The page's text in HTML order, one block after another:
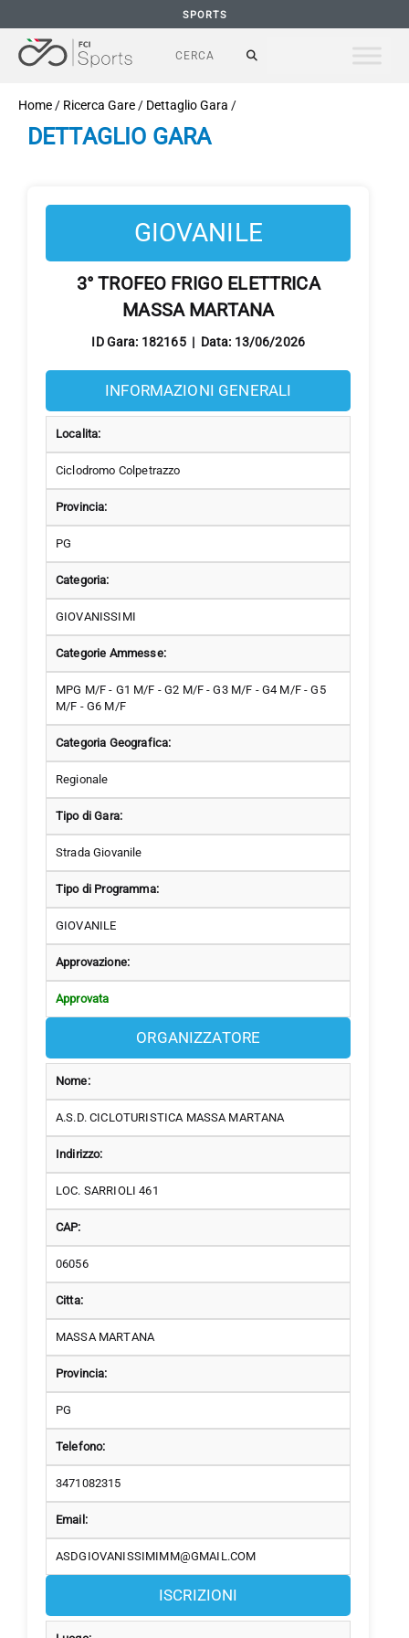
SPORTS
Home / Ricerca Gare / Dettaglio Gara /
DETTAGLIO GARA
GIOVANILE
3° TROFEO FRIGO ELETTRICA
MASSA MARTANA
ID Gara: 182165 | Data: 13/06/2026
INFORMAZIONI GENERALI
Localita:
Ciclodromo Colpetrazzo
Provincia:
PG
Categoria:
GIOVANISSIMI
Categorie Ammesse:
MPG M/F - G1 M/F - G2 M/F - G3 M/F - G4 M/F - G5
M/F - G6 M/F
Categoria Geografica:
Regionale
Tipo di Gara:
Strada Giovanile
Tipo di Programma:
GIOVANILE
Approvazione:
Approvata
ORGANIZZATORE
Nome:
A.S.D. CICLOTURISTICA MASSA MARTANA
Indirizzo:
LOC. SARRIOLI 461
CAP:
06056
Citta:
MASSA MARTANA
Provincia:
PG
Telefono:
3471082315
Email:
ASDGIOVANISSIMIMM@GMAIL.COM
ISCRIZIONI